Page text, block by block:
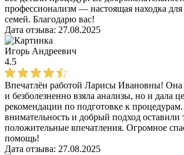
профессионализм — настоящая находка
семей. Благодарю вас!
Дата отзыва: 27.08.2025
Игорь Андреевич
4.5
Впечатлён работой Ларисы Ивановны! Она
и безболезненно взяла анализы, но и дала
рекомендации по подготовке к
внимательность и добрый подход оставили
положительные впечатления. Огромное
помощь!
Дата отзыва: 27.08.2025